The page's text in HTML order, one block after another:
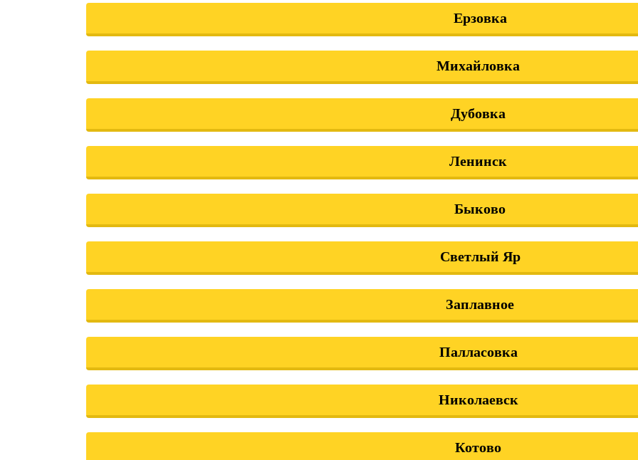
Ерзовка
Михайловка
Дубовка
Ленинск
Быково
Светлый Яр
Заплавное
Палласовка
Николаевск
Котово